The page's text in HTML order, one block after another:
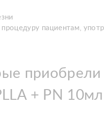
пациентам,
+ PN